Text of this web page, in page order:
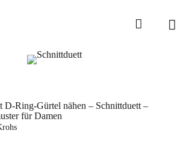
Home
Magazin
D-Ring-Gürtel nähen – Schnittduett –
für Damen